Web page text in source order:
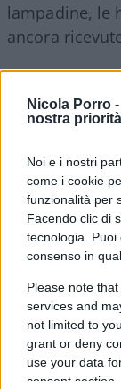
Nicola Porro -
nostra priorità
Noi e i nostri
come i cookie
funzionalità per
Facendo clic di
tecnologia.
consenso in
Please note
services and
not limited to
grant or deny
use your data
consent section.
lampadine, le
ancora
Anche
sui Dpi e
orrendo
contesta il
propiziato
Salvini
poteri se l’è
Alessandro
#MASCHERINE